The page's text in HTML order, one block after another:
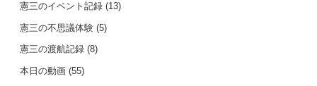
憲三のイベント記録 (13)
憲三の不思議体験 (5)
憲三の渡航記録 (8)
本日の動画 (55)